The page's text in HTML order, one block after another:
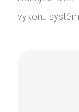
výkonu